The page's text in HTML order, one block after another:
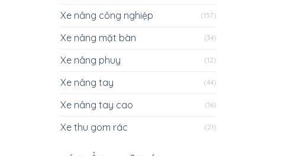
Xe nâng công nghiệp (157)
Xe nâng mặt bàn (34)
Xe nâng phuy (12)
Xe nâng tay (44)
Xe nâng tay cao (16)
Xe thu gom rác (21)